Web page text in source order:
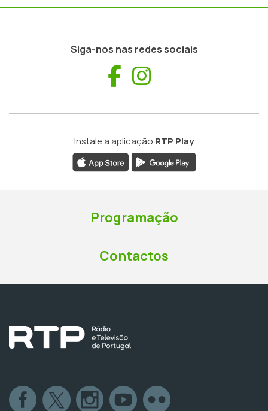
Siga-nos nas redes sociais
Facebook
Instale a aplicação RTP Play
Programação
Contactos